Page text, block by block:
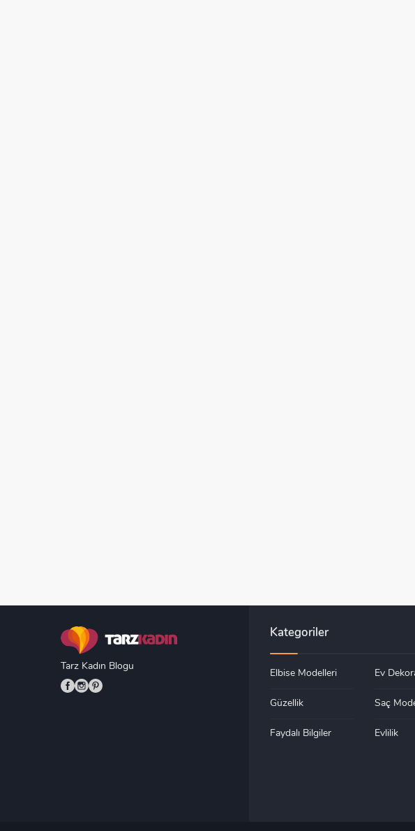
Tarz Kadın Blogu
Kategoriler
Elbise Modelleri Ev
Güzellik Saç
Faydalı Bilgiler Evlilik